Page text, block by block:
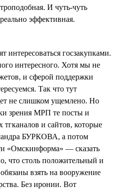
И чуть-чуть
эффективная.
интересоваться госзакупками.
интересного. Хотя мы не
и сферой поддержки
Так что тут
не слишком ущемлено. Но
зрения МРП те посты и
тгканалов и сайтов, которые
БУРКОВА, а потом
«Омскинформа» — сказать
что столь положительный и
взять на вооружение
Без иронии. Вот